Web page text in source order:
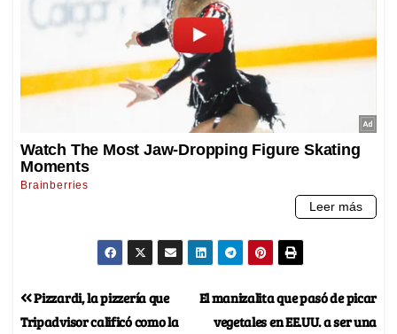
El manizalita que pasó de picar
vegetales en EE.UU. a ser una
Pizzardi, la pizzería que
Tripadvisor calificó como la